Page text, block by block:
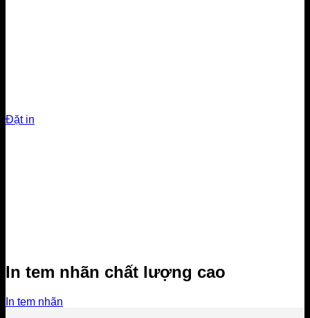
Đặt in
In tem nhãn chất lượng cao
In tem nhãn